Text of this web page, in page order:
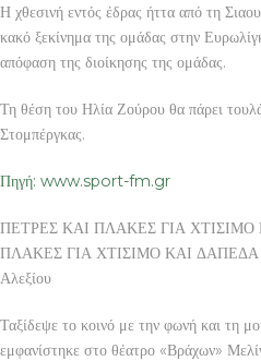
Η χθεσινή εντός έδρας ήττα από τη
κακό ξεκίνημα της ομάδας στην
απόφαση της διοίκησης της ομάδας.
Τη θέση του Ηλία Ζούρου θα πάρει
Στομπέργκας.
Πηγή: www.sport-fm.gr
ΠΕΤΡΕΣ ΚΑΙ ΠΛΑΚΕΣ ΓΙΑ
ΠΛΑΚΕΣ ΓΙΑ ΧΤΙΣΙΜΟ ΚΑΙ ΔΑΠΕΔΑ
Αλεξίου
Ταξίδεψε το κοινό με την φωνή και τη
εμφανίστηκε στο θέατρο «Βράχων»